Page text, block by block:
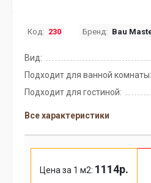
Код: 230 Бренд: Bau
Вид:
Подходит для ванной комнаты:
Подходит для гостиной:
Все характеристики
Цена за 1 м2: 1114р.